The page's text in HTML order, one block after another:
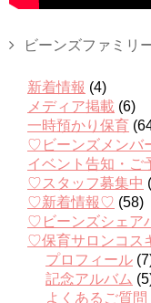
ビーンズファミリ
新着情報 (4)
メディア掲載 (6)
一時預かり保育
♡ビーンズメンバ
イベント告知・ご
♡スタッフ募集中
♡新着情報♡ (58)
♡ビーンズシェア
♡保育サロンコス
プロフィール
記念アルバム
よくあるご質問